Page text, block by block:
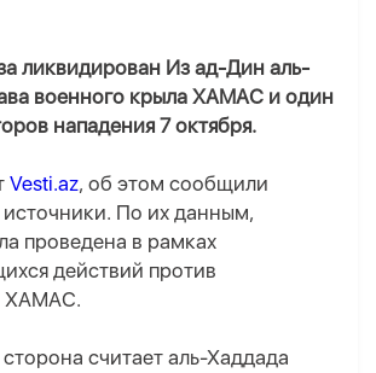
ликвидирован Из ад-Дин аль-
военного крыла ХАМАС и один
нападения 7 октября.
Vesti.az, об этом сообщили
источники. По их данным,
проведена в рамках
действий против
ХАМАС.
считает аль-Хаддада